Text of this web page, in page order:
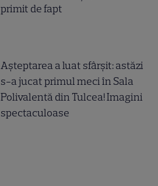
primit de fapt
Așteptarea a luat sfârșit: astăzi
s-a jucat primul meci în Sala
Polivalentă din Tulcea! Imagini
spectaculoase